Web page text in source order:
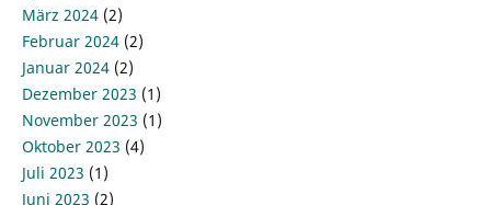
März 2024 (2)
Februar 2024 (2)
Januar 2024 (2)
Dezember 2023 (1)
November 2023 (1)
Oktober 2023 (4)
Juli 2023 (1)
Juni 2023 (2)